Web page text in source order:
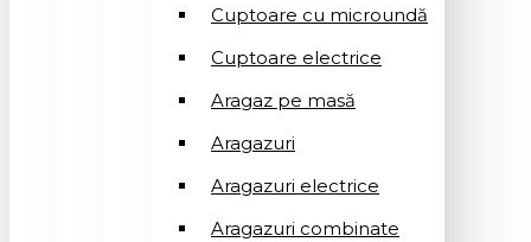
Cuptoare cu microundă
Cuptoare electrice
Aragaz pe masă
Aragazuri
Aragazuri electrice
Aragazuri combinate